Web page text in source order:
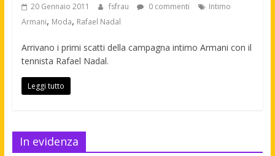
20 Gennaio 2011 fsfrau 0 commenti
Intimo
Armani, Moda, Rafael Nadal
Arrivano i primi scatti della campagna intimo Armani con il
tennista Rafael Nadal.
Leggi tutto
In evidenza